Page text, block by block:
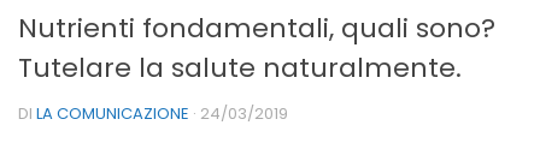
Nutrienti fondamentali, quali sono?
Tutelare la salute naturalmente.
DI LA COMUNICAZIONE · 24/03/2019